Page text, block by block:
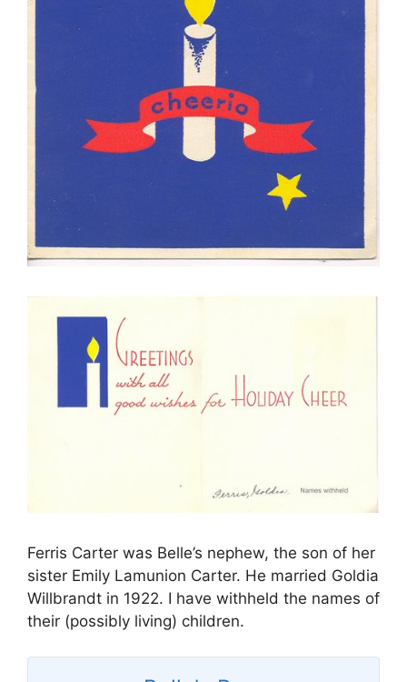
Ferris Carter was Belle’s nephew, the son of her
sister Emily Lamunion Carter. He married Goldia
Willbrandt in 1922. I have withheld the names of
their (possibly living) children.